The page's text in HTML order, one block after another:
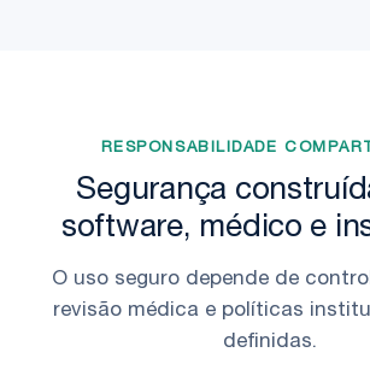
RESPONSABILIDADE
Segurança
software, médico e
O uso seguro depende de
revisão médica e políticas
definidas.